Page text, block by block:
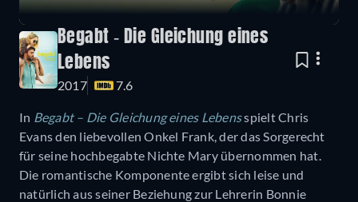
Begabt - Die Gleichung eines
Lebens
2017 7.6
In Begabt – Die Gleichung eines Lebensspielt Chris
Evans den liebevollen Onkel Frank, der das Sorgerecht
für seine hochbegabte Nichte Mary übernommen hat.
Die romantische Komponente ergibt sich leise und
natürlich aus seiner Beziehung zur Lehrerin Bonnie